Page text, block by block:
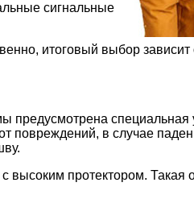
сигнальные
итоговый выбор зависит
специальная
повреждений, в случае
протектором. Такая